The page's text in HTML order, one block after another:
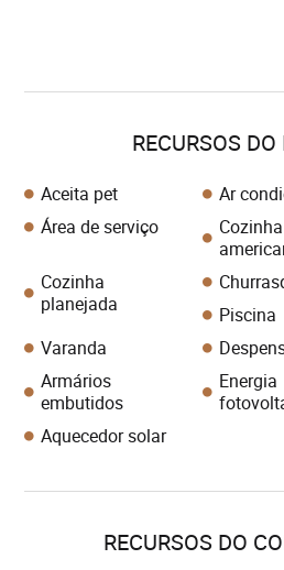
RECURSOS
Aceita pet
Ar
Área de serviço
Cozinha
Cozinha
planejada
Piscina
Varanda
Armários
embutidos
Energia
Aquecedor solar
RECURSOS DO